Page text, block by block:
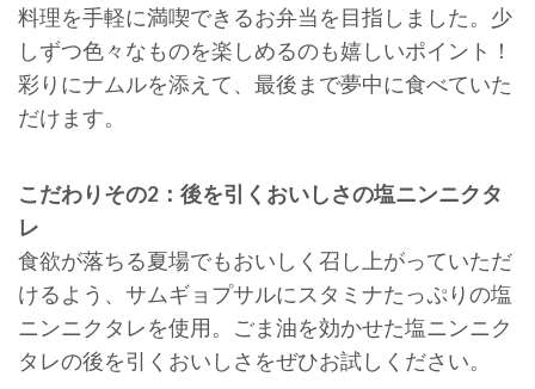
料理を手軽に満喫できるお弁当を目指しました。少
しずつ色々なものを楽しめるのも嬉しいポイント！
彩りにナムルを添えて、最後まで夢中に食べていた
だけます。
こだわりその2：後を引くおいしさの塩ニンニクタ
レ
食欲が落ちる夏場でもおいしく召し上がっていただ
けるよう、サムギョプサルにスタミナたっぷりの塩
ニンニクタレを使用。ごま油を効かせた塩ニンニク
タレの後を引くおいしさをぜひお試しください。